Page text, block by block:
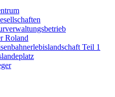
Roland
Teil 1